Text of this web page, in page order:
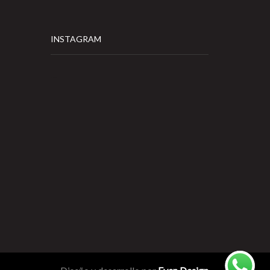
INSTAGRAM